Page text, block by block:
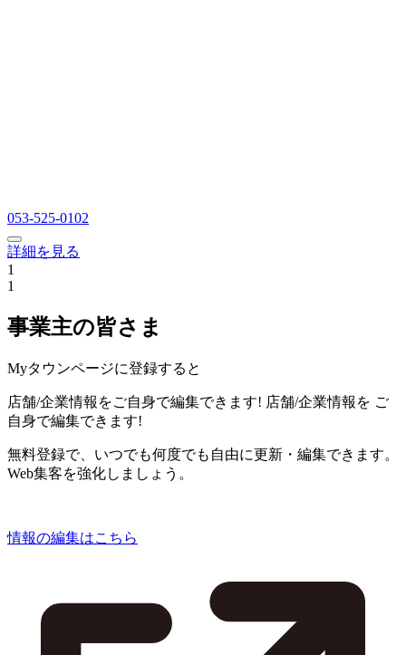
053-525-0102
詳細を見る
1
1
事業主の皆さま
Myタウンページに登録すると
店舗/企業情報をご自身で編集できます! 店舗/企業情報を ご
自身で編集できます!
無料登録で、いつでも何度でも自由に更新・編集できます。
Web集客を強化しましょう。
情報の編集はこちら